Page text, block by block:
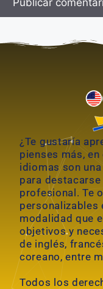
l
¿Te gustaría
pienses más,
idiomas son
para
profesional. Te
personalizables
modalidad que
objetivos y
de inglés,
coreano, entre
Todos los